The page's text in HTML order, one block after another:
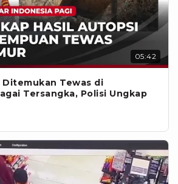
05:42
Tewas di
Tersangka, Polisi Ungkap